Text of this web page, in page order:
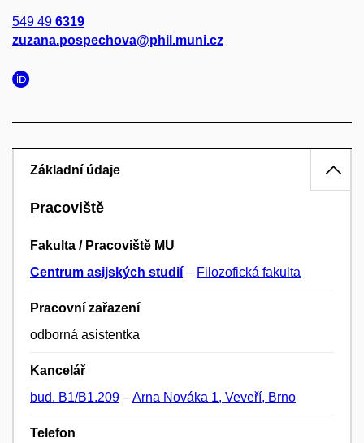
549 49 6319
zuzana.pospechova@phil.muni.cz
Základní údaje
Pracoviště
Fakulta / Pracoviště MU
Centrum asijských studií – Filozofická fakulta
Pracovní zařazení
odborná asistentka
Kancelář
bud. B1/B1.209 –Arna Nováka 1, Veveří, Brno
Telefon